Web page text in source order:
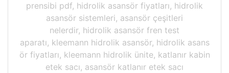
prensibi pdf, hidrolik asansör fiyatları, hidrolik
asansör sistemleri, asansör çeşitleri
nelerdir, hidrolik asansör fren test
aparatı, kleemann hidrolik asansör, hidrolik asans
ör fiyatları, kleemann hidrolik ünite, katlanır kabin
etek sacı, asansör katlanır etek sacı